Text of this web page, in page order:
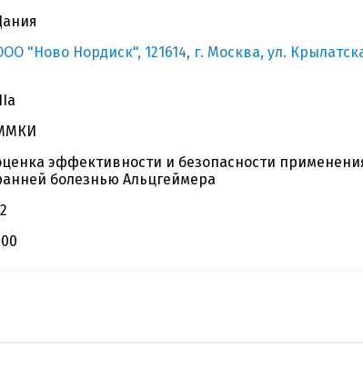
"Ново Нордиск", 121614, г. Москва, ул.
эффективности и безопасности
болезнью Альцгеймера